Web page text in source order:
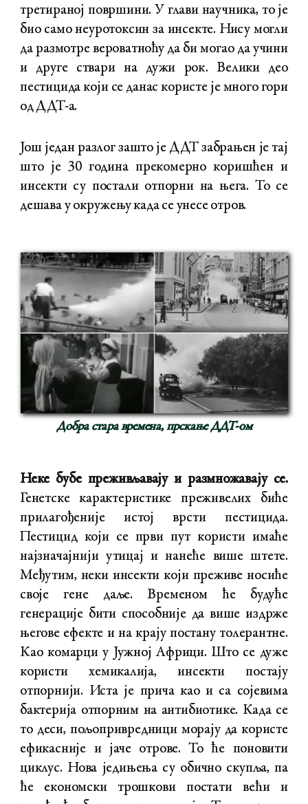
третираној површини. У глави научника, то је
био само неуротоксин за инсекте. Нису могли
да размотре вероватноћу да би могао да учини
и друге ствари на дужи рок. Велики део
пестицида који се данас користе је много гори
од ДДТ-а.
Још један разлог зашто је ДДТ забрањен је тај
што је 30 година прекомерно коришћен и
инсекти су постали отпорни на њега. То се
дешава у окружењу када се унесе отров.
Добра стара времена, прскање ДДТ-ом
Неке бубе преживљавају и размножавају се.
Генетске карактеристике преживелих биће
прилагођеније истој врсти пестицида.
Пестицид који се први пут користи имаће
најзначајнији утицај и нанеће више штете.
Међутим, неки инсекти који преживе носиће
своје гене даље. Временом ће будуће
генерације бити способније да више издрже
његове ефекте и на крају постану толерантне.
Као комарци у Јужној Африци. Што се дуже
користи хемикалија, инсекти постају
отпорнији. Иста је прича као и са сојевима
бактерија отпорним на антибиотике. Када се
то деси, пољопривредници морају да користе
ефикасније и јаче отрове. То ће поновити
циклус. Нова једињења су обично скупља, па
ће економски трошкови постати већи и